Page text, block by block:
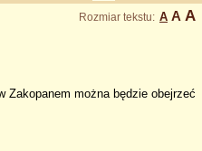
Rozmiar tekstu: A A A
Zakopanem można będzie obejrzeć